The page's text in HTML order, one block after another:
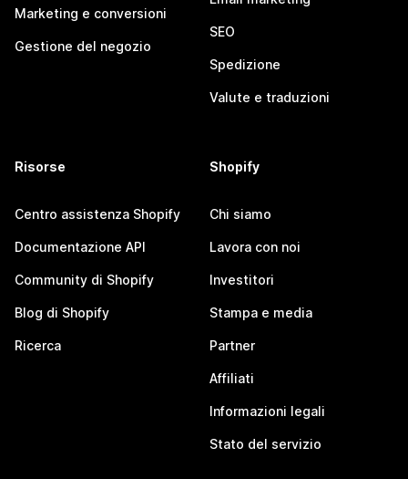
Marketing e conversioni
Gestione del negozio
SEO
Spedizione
Valute e traduzioni
Risorse
Centro assistenza Shopify
Documentazione API
Community di Shopify
Blog di Shopify
Ricerca
Shopify
Chi siamo
Lavora con noi
Investitori
Stampa e media
Partner
Affiliati
Informazioni legali
Stato del servizio